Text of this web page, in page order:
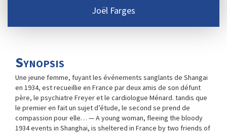
Joël Farges
Synopsis
Une jeune femme, fuyant les événements sanglants de Shangai
en 1934, est recueillie en France par deux amis de son défunt
père, le psychiatre Freyer et le cardiologue Ménard. tandis que
le premier en fait un sujet d’étude, le second se prend de
compassion pour elle… — A young woman, fleeing the bloody
1934 events in Shanghai, is sheltered in France by two friends of